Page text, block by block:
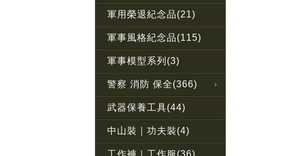
軍用榮退紀念品(21)
軍事風格紀念品(115)
軍事模型系列(3)
警察 消防 保全(366)
武器保養工具(44)
中山裝｜功夫裝(4)
工作褲｜工作服(36)